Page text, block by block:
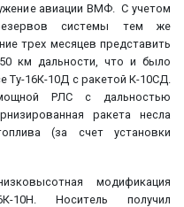
авиации ВМФ. С учетом
системы тем же
трех месяцев представить
км дальности, что и было
Ту-16К-10Д с ракетой К-10СД.
РЛС с дальностью
ракета несла
(за счет установки
модификация
10Н. Носитель получил